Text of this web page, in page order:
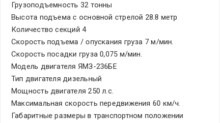
Грузоподъемность 32 тонны
Высота подъема с основной стрелой 28.8 метр
Количество секций 4
Скорость подъема / опускания груза 7 м/мин.
Скорость посадки груза 0,075 м/мин.
Модель двигателя ЯМЗ-236БЕ
Тип двигателя дизельный
Мощность двигателя 250 л.с.
Максимальная скорость передвижения 60 км/ч.
Габаритные размеры в транспортном положении